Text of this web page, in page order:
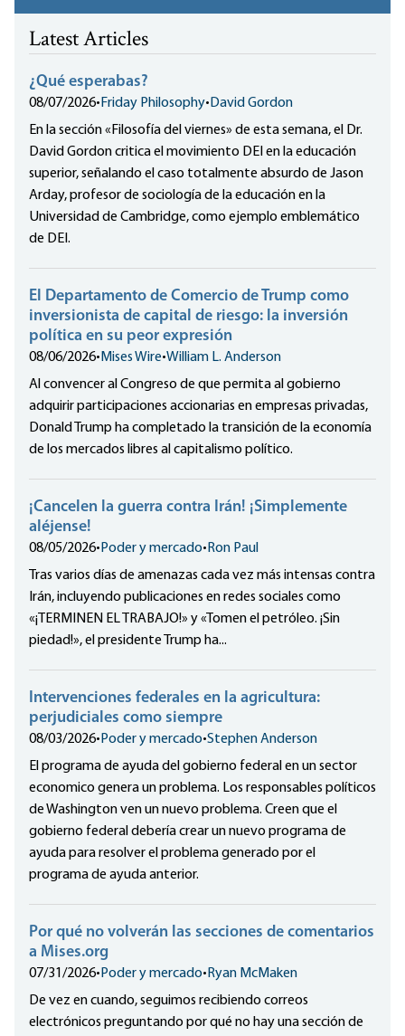
Latest Articles
¿Qué esperabas?
08/07/2026• Friday Philosophy• David Gordon
En la sección «Filosofía del viernes» de esta semana, el Dr.
David Gordon critica el movimiento DEI en la educación
superior, señalando el caso totalmente absurdo de Jason
Arday, profesor de sociología de la educación en la
Universidad de Cambridge, como ejemplo emblemático
de DEI.
El Departamento de Comercio de Trump como
inversionista de capital de riesgo: la inversión
política en su peor expresión
08/06/2026• Mises Wire•William L. Anderson
Al convencer al Congreso de que permita al gobierno
adquirir participaciones accionarias en empresas privadas,
Donald Trump ha completado la transición de la economía
de los mercados libres al capitalismo político.
¡Cancelen la guerra contra Irán! ¡Simplemente
aléjense!
08/05/2026• Poder y mercado• Ron Paul
Tras varios días de amenazas cada vez más intensas contra
Irán, incluyendo publicaciones en redes sociales como
«¡TERMINEN EL TRABAJO!» y «Tomen el petróleo. ¡Sin
piedad!», el presidente Trump ha...
Intervenciones federales en la agricultura:
perjudiciales como siempre
08/03/2026• Poder y mercado•Stephen Anderson
El programa de ayuda del gobierno federal en un sector
economico genera un problema. Los responsables políticos
de Washington ven un nuevo problema. Creen que el
gobierno federal debería crear un nuevo programa de
ayuda para resolver el problema generado por el
programa de ayuda anterior.
Por qué no volverán las secciones de comentarios
a Mises.org
07/31/2026• Poder y mercado• Ryan McMaken
De vez en cuando, seguimos recibiendo correos
electrónicos preguntando por qué no hay una sección de